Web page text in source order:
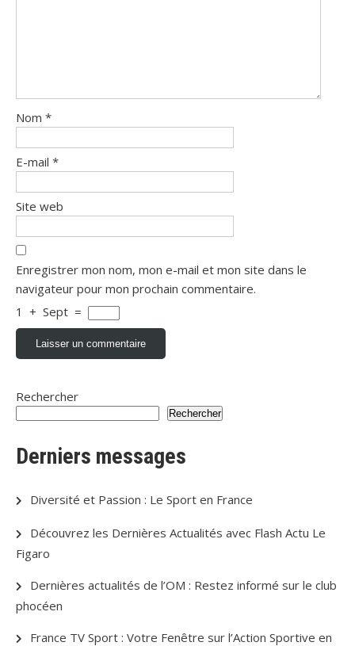
Nom *
E-mail *
Site web
Enregistrer mon nom, mon e-mail et mon site dans le
navigateur pour mon prochain commentaire.
1 + Sept =
Rechercher
Rechercher
Derniers messages
Diversité et Passion : Le Sport en France
Découvrez les Dernières Actualités avec Flash Actu Le
Figaro
Dernières actualités de l’OM : Restez informé sur le club
phocéen
France TV Sport : Votre Fenêtre sur l’Action Sportive en